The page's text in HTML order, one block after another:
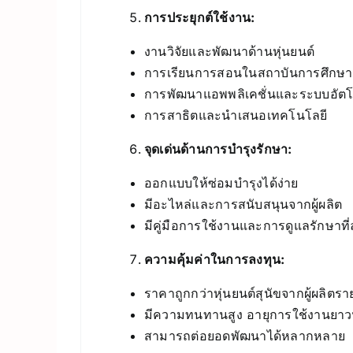
การประยุกต์ใช้งาน:
งานวิจัยและพัฒนาด้านหุ่นยนต์
การเรียนการสอนในสถาบันการศึกษา
การพัฒนาแอพพลิเคชั่นและระบบอัต
การสาธิตและนำเสนอเทคโนโลยี
จุดเด่นด้านการบำรุงรักษา:
ออกแบบให้ซ่อมบำรุงได้ง่าย
มีอะไหล่และการสนับสนุนจากผู้ผลิต
มีคู่มือการใช้งานและการดูแลรักษาที่
ความคุ้มค่าในการลงทุน:
ราคาถูกกว่าหุ่นยนต์สุนัขจากผู้ผลิตรา
มีความทนทานสูง อายุการใช้งานยา
สามารถต่อยอดพัฒนาได้หลากหลาย